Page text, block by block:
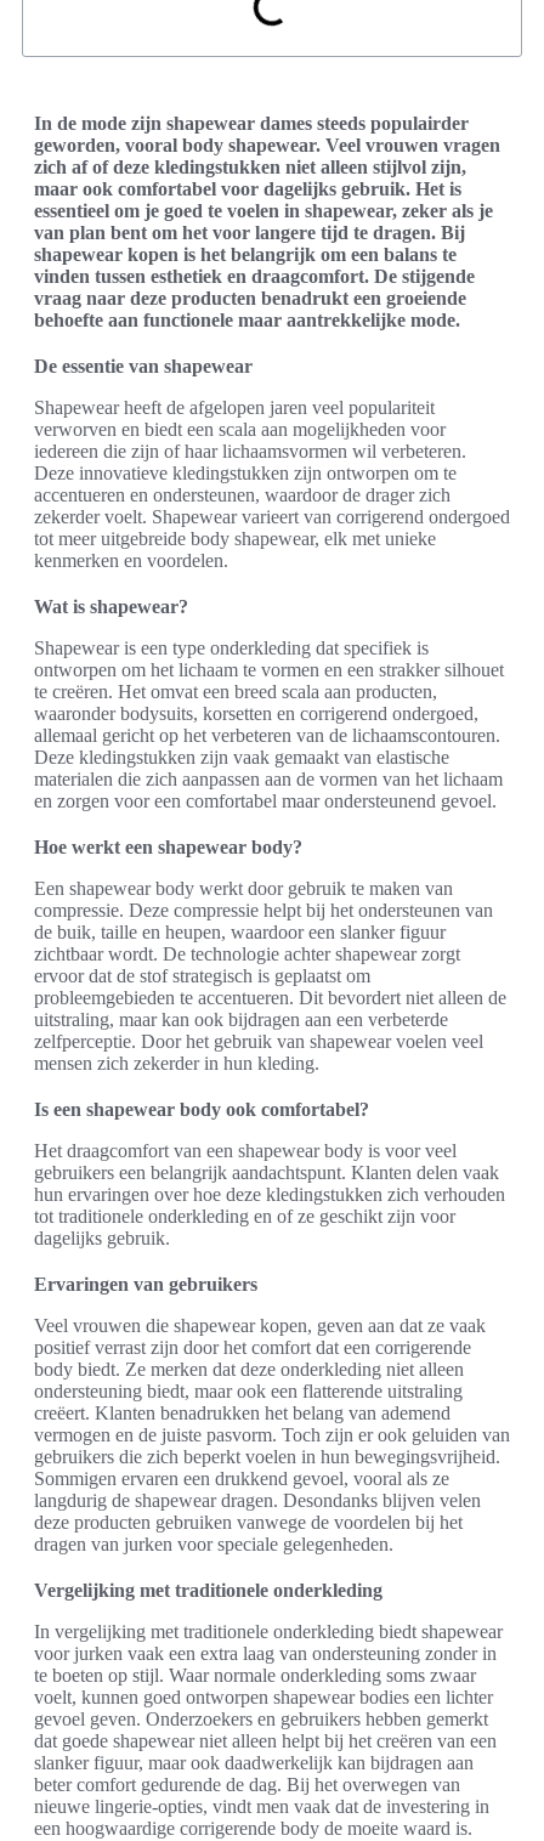
In de mode zijn shapewear dames steeds populairder
geworden, vooral body shapewear. Veel vrouwen vragen
zich af of deze kledingstukken niet alleen stijlvol zijn,
maar ook comfortabel voor dagelijks gebruik. Het is
essentieel om je goed te voelen in shapewear, zeker als je
van plan bent om het voor langere tijd te dragen. Bij
shapewear kopen is het belangrijk om een balans te
vinden tussen esthetiek en draagcomfort. De stijgende
vraag naar deze producten benadrukt een groeiende
behoefte aan functionele maar aantrekkelijke mode.
De essentie van shapewear
Shapewear heeft de afgelopen jaren veel populariteit
verworven en biedt een scala aan mogelijkheden voor
iedereen die zijn of haar lichaamsvormen wil verbeteren.
Deze innovatieve kledingstukken zijn ontworpen om te
accentueren en ondersteunen, waardoor de drager zich
zekerder voelt. Shapewear varieert van corrigerend ondergoed
tot meer uitgebreide body shapewear, elk met unieke
kenmerken en voordelen.
Wat is shapewear?
Shapewear is een type onderkleding dat specifiek is
ontworpen om het lichaam te vormen en een strakker silhouet
te creëren. Het omvat een breed scala aan producten,
waaronder bodysuits, korsetten en corrigerend ondergoed,
allemaal gericht op het verbeteren van de lichaamscontouren.
Deze kledingstukken zijn vaak gemaakt van elastische
materialen die zich aanpassen aan de vormen van het lichaam
en zorgen voor een comfortabel maar ondersteunend gevoel.
Hoe werkt een shapewear body?
Een shapewear body werkt door gebruik te maken van
compressie. Deze compressie helpt bij het ondersteunen van
de buik, taille en heupen, waardoor een slanker figuur
zichtbaar wordt. De technologie achter shapewear zorgt
ervoor dat de stof strategisch is geplaatst om
probleemgebieden te accentueren. Dit bevordert niet alleen de
uitstraling, maar kan ook bijdragen aan een verbeterde
zelfperceptie. Door het gebruik van shapewear voelen veel
mensen zich zekerder in hun kleding.
Is een shapewear body ook comfortabel?
Het draagcomfort van een shapewear body is voor veel
gebruikers een belangrijk aandachtspunt. Klanten delen vaak
hun ervaringen over hoe deze kledingstukken zich verhouden
tot traditionele onderkleding en of ze geschikt zijn voor
dagelijks gebruik.
Ervaringen van gebruikers
Veel vrouwen die shapewear kopen, geven aan dat ze vaak
positief verrast zijn door het comfort dat een corrigerende
body biedt. Ze merken dat deze onderkleding niet alleen
ondersteuning biedt, maar ook een flatterende uitstraling
creëert. Klanten benadrukken het belang van ademend
vermogen en de juiste pasvorm. Toch zijn er ook geluiden van
gebruikers die zich beperkt voelen in hun bewegingsvrijheid.
Sommigen ervaren een drukkend gevoel, vooral als ze
langdurig de shapewear dragen. Desondanks blijven velen
deze producten gebruiken vanwege de voordelen bij het
dragen van jurken voor speciale gelegenheden.
Vergelijking met traditionele onderkleding
In vergelijking met traditionele onderkleding biedt shapewear
voor jurken vaak een extra laag van ondersteuning zonder in
te boeten op stijl. Waar normale onderkleding soms zwaar
voelt, kunnen goed ontworpen shapewear bodies een lichter
gevoel geven. Onderzoekers en gebruikers hebben gemerkt
dat goede shapewear niet alleen helpt bij het creëren van een
slanker figuur, maar ook daadwerkelijk kan bijdragen aan
beter comfort gedurende de dag. Bij het overwegen van
nieuwe lingerie-opties, vindt men vaak dat de investering in
een hoogwaardige corrigerende body de moeite waard is.